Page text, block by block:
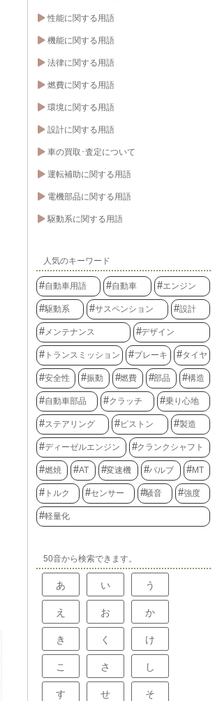
性能に関する用語
機能に関する用語
法律に関する用語
燃費に関する用語
環境に関する用語
設計に関する用語
車の買取･査定について
運転補助に関する用語
電機部品に関する用語
駆動系に関する用語
人気のキーワード
自動車用語 自動車 エンジン
駆動系 サスペンション 設計
メンテナンス デザイン
トランスミッション ブレーキ タイヤ
安全性 振動 燃費 部品 構造
自動車部品 クラッチ 乗り心地
ステアリング ピストン 製造
ディーゼルエンジン クランクシャフト
燃焼 AT 変速機 バルブ MT
トルク センサー 騒音 強度
軽量化
50音から検索できます。
あ い う
え お か
き く け
こ さ し
す せ そ